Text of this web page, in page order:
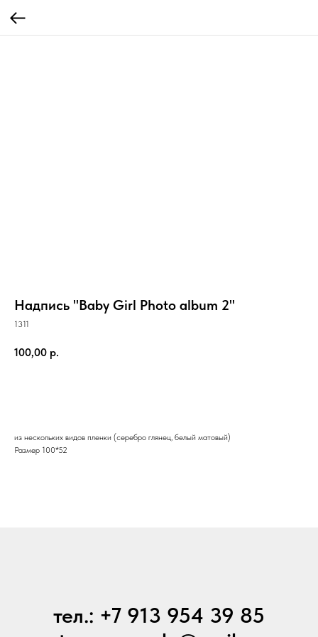
Надпись "Baby Girl Photo album 2"
1311
100,00 р.
из нескольких видов пленки (серебро глянец, белый матовый)
Размер 100*52
тел.: +7 913 954 39 85